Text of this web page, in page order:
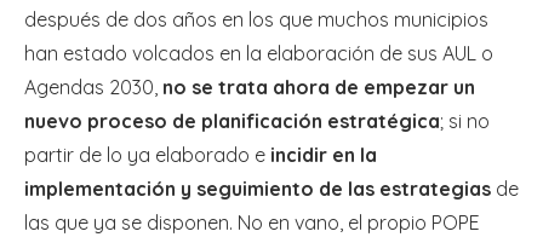
después de dos años en los que muchos municipios
han estado volcados en la elaboración de sus AUL o
Agendas 2030, no se trata ahora de empezar un
nuevo proceso de planificación estratégica; si no
partir de lo ya elaborado e incidir en la
implementación y seguimiento de las estrategias de
las que ya se disponen. No en vano, el propio POPE